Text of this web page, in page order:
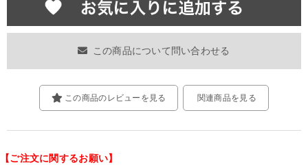
この商品について問い合わせる
関連商品を見る
この商品のレビューを見る
【ご注文に関するお願い】